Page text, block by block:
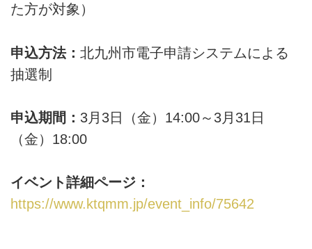
た方が対象）
申込方法： 北九州市電子申請システムによる
抽選制
申込期間： 3月3日（金）14:00～3月31日
（金）18:00
イベント詳細ページ：
https://www.ktqmm.jp/event_info/75642